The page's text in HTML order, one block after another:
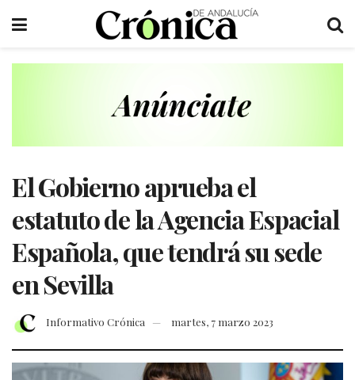
El Gobierno aprueba el
estatuto de la Agencia Espacial
Española, que tendrá su sede
en Sevilla
Informativo Crónica martes, 7 marzo 2023